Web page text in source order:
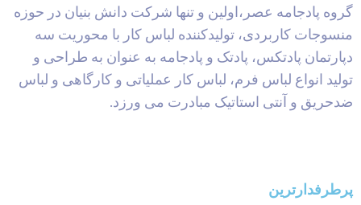
گروه پادجامه عصر،اولین و تنها شرکت دانش بنیان در حوزه
منسوجات کاربردی، تولیدکننده لباس کار با محوریت سه
دپارتمان پادتکس، پادتک و پادجامه به عنوان به طراحی و
تولید انواع لباس فرم، لباس کار عملیاتی و کارگاهی و لباس
ضدحریق و آنتی استاتیک مبادرت می ورزد.
پرطرفدارترین